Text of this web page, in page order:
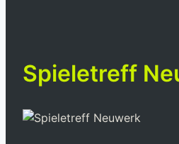
Spieletreff